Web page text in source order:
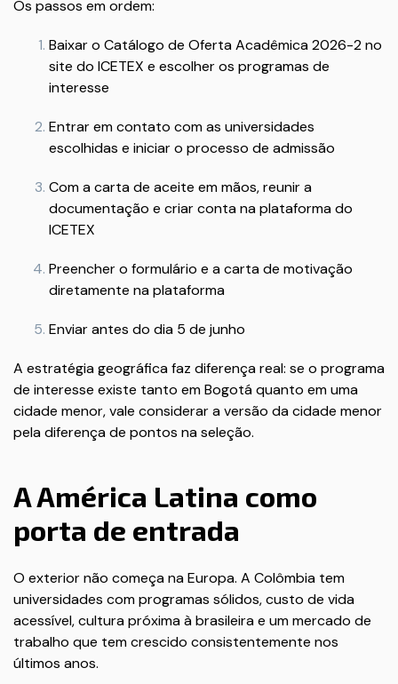
Os passos em ordem:
Baixar o Catálogo de Oferta Acadêmica 2026-2 no
site do ICETEX e escolher os programas de
interesse
Entrar em contato com as universidades
escolhidas e iniciar o processo de admissão
Com a carta de aceite em mãos, reunir a
documentação e criar conta na plataforma do
ICETEX
Preencher o formulário e a carta de motivação
diretamente na plataforma
Enviar antes do dia 5 de junho
A estratégia geográfica faz diferença real: se o programa
de interesse existe tanto em Bogotá quanto em uma
cidade menor, vale considerar a versão da cidade menor
pela diferença de pontos na seleção.
A América Latina como
porta de entrada
O exterior não começa na Europa. A Colômbia tem
universidades com programas sólidos, custo de vida
acessível, cultura próxima à brasileira e um mercado de
trabalho que tem crescido consistentemente nos
últimos anos.